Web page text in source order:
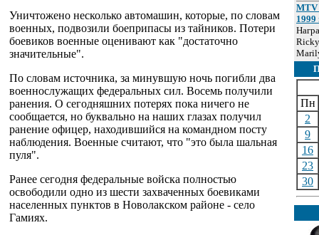
Уничтожено несколько автомашин, которые, по словам
военных, подвозили боеприпасы из тайников. Потери
боевиков военные оценивают как "достаточно
значительные".
По словам источника, за минувшую ночь погибли два
военнослужащих федеральных сил. Восемь получили
ранения. О сегодняшних потерях пока ничего не
сообщается, но буквально на наших глазах получил
ранение офицер, находившийся на командном посту
наблюдения. Военные считают, что "это была шальная
пуля".
Ранее сегодня федеральные войска полностью
освободили одно из шести захваченных боевиками
населенных пунктов в Новолакском районе - село
Гамиях.
MTV
1999
Пн
2
9
16
23
30